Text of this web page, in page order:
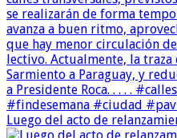
Luego del acto de